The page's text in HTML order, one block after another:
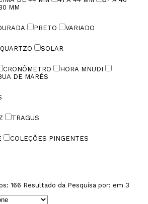
MM
PRETO
VARIADO
QUARTZO
SOLAR
CRONÔMETRO
HORA MNUDI
DE MARÉS
TRAGUS
COLEÇÕES PINGENTES
166 Resultado da Pesquisa por: em 3